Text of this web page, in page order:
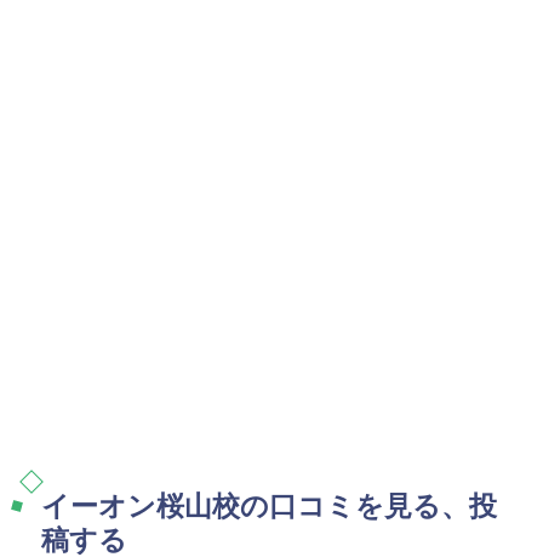
イーオン桜山校の口コミを見る、投
稿する